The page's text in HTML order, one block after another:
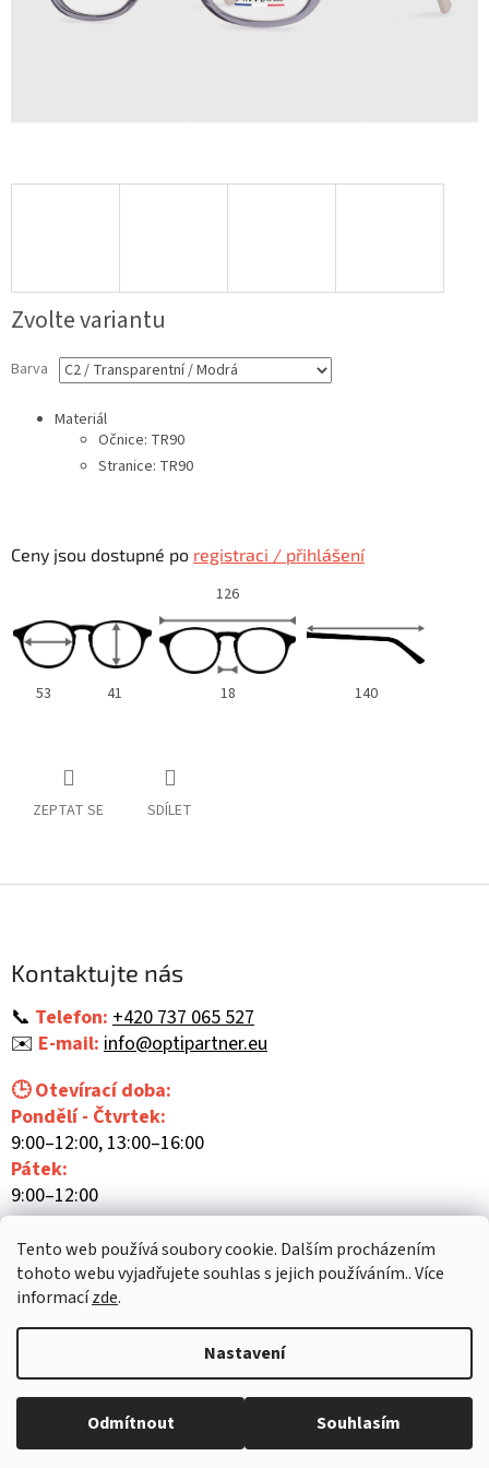
Tento web používá soubory cookie. Dalším procházením
tohoto webu vyjadřujete souhlas s jejich používáním.. Více
informacízde.
Nastavení
Odmítnout Souhlasím
Zvolte variantu
Barva
Materiál
Očnice: TR90
Stranice: TR90
Ceny jsou dostupné po registraci / přihlášení
126
53 41 18 140
ZEPTAT SE SDÍLET
Kontaktujte nás
📞 Telefon: +420 737 065 527
✉️ E-mail: info@optipartner.eu
🕒 Otevírací doba:
Pondělí - Čtvrtek:
9:00–12:00, 13:00–16:00
Pátek:
9:00–12:00
Copyright 2026Optipartner. Všechna práva vyhrazena.Upravit